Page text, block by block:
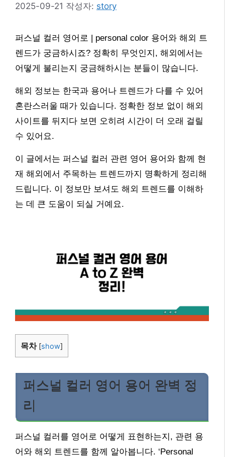
2025-09-21 작성자: story
퍼스널 컬러 영어로 | personal color 용어와 해외 트
렌드가 궁금하시죠? 정확히 무엇인지, 해외에서는
어떻게 불리는지 궁금해하시는 분들이 많습니다.
해외 정보는 한국과 용어나 트렌드가 다를 수 있어
혼란스러울 때가 있습니다. 정확한 정보 없이 해외
사이트를 뒤지다 보면 오히려 시간이 더 오래 걸릴
수 있어요.
이 글에서는 퍼스널 컬러 관련 영어 용어와 함께 현
재 해외에서 주목하는 트렌드까지 명확하게 정리해
드립니다. 이 정보만 보셔도 해외 트렌드를 이해하
는 데 큰 도움이 되실 거예요.
목차 [show]
퍼스널 컬러 영어 용어 완벽 정
리
퍼스널 컬러를 영어로 어떻게 표현하는지, 관련 용
어와 해외 트렌드를 함께 알아봅니다. ‘Personal